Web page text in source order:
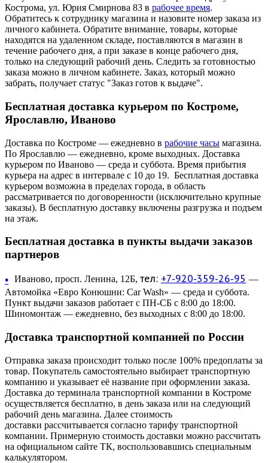
Кострома, ул. Юрия Смирнова 83 в рабочее время.
Обратитесь к сотруднику магазина и назовите номер заказа из
личного кабинета. Обратите внимание, товары, которые
находятся на удаленном складе, поставляются в магазин в
течение рабочего дня, а при заказе в конце рабочего дня,
только на следующий рабочий день. Следить за готовностью
заказа можно в личном кабинете. Заказ, который можно
забрать, получает статус "Заказ готов к выдаче".
Бесплатная доставка курьером по Костроме,
Ярославлю, Иваново
Доставка по Костроме — ежедневно в рабочие часы магазина.
По Ярославлю — ежедневно, кроме выходных. Доставка
курьером по Иваново — среда и суббота. Время прибытия
курьера на адрес в интервале с 10 до 19. Бесплатная доставка
курьером возможна в пределах города, в область
рассматривается по договоренности (исключительно крупные
заказы). В бесплатную доставку включены разгрузка и подъем
на этаж.
Бесплатная доставка в пункты выдачи заказов
партнеров
• Иваново, просп. Ленина, 12Б, тел: +7-920-359-26-95 —
Автомойка «Евро Конюшни: Car Wash» — среда и суббота.
Пункт выдачи заказов работает с ПН-СБ с 8:00 до 18:00.
Шиномонтаж — ежедневно, без выходных с 8:00 до 18:00.
Доставка транспортной компанией по России
Отправка заказа происходит только после 100% предоплаты за
товар. Покупатель самостоятельно выбирает транспортную
компанию и указывает её название при оформлении заказа.
Доставка до терминала транспортной компании в Костроме
осуществляется бесплатно, в день заказа или на следующий
рабочий день магазина. Далее стоимость
доставки рассчитывается согласно тарифу транспортной
компании. Примерную стоимость доставки можно рассчитать
на официальном сайте ТК, воспользовавшись специальным
калькулятором.